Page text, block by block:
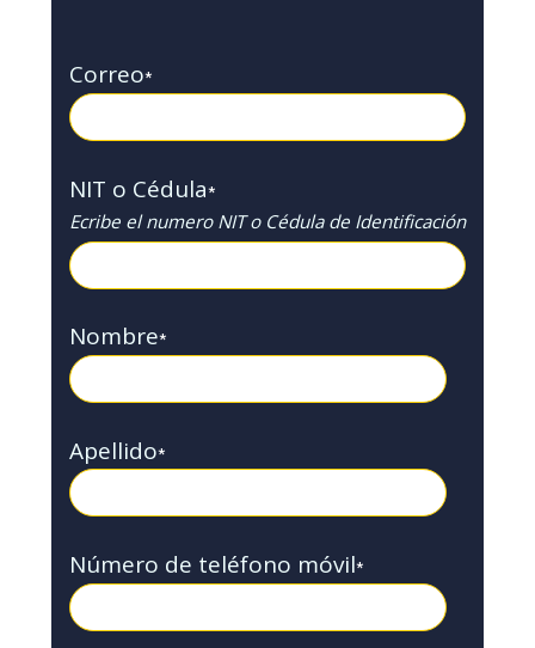
Correo*
NIT o Cédula*
Ecribe el numero NIT o Cédula de Identificación
Nombre*
Apellido*
Número de teléfono móvil*